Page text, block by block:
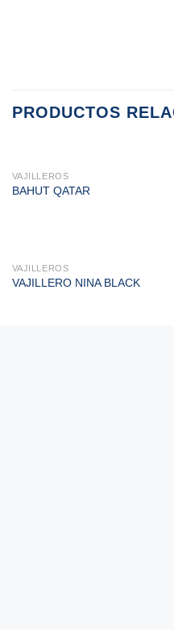
PRODUCTOS
VAJILLEROS
BAHUT QATAR
VAJILLEROS
VAJILLERO NINA BLACK